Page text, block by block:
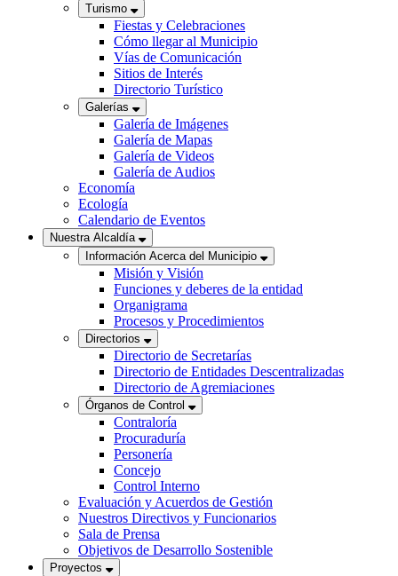
Turismo
Fiestas y Celebraciones
Cómo llegar al Municipio
Vías de Comunicación
Sitios de Interés
Directorio Turístico
Galerías
Galería de Imágenes
Galería de Mapas
Galería de Videos
Galería de Audios
Economía
Ecología
Calendario de Eventos
Nuestra Alcaldía
Información Acerca del Municipio
Misión y Visión
Funciones y deberes de la entidad
Organigrama
Procesos y Procedimientos
Directorios
Directorio de Secretarías
Directorio de Entidades Descentralizadas
Directorio de Agremiaciones
Órganos de Control
Contraloría
Procuraduría
Personería
Concejo
Control Interno
Evaluación y Acuerdos de Gestión
Nuestros Directivos y Funcionarios
Sala de Prensa
Objetivos de Desarrollo Sostenible
Proyectos